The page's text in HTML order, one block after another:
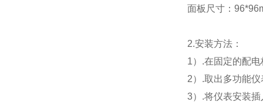
面板尺寸：
2.安装方法：
1）.在固定的配
2）.取出多功能
3）.将仪表安装